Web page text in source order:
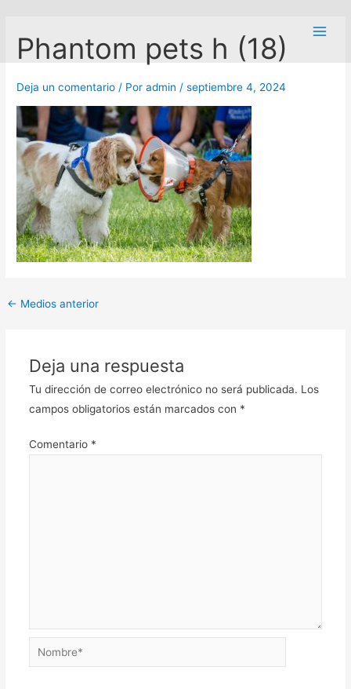
contenido
Phantom pets h (18)
Deja un comentario / Poradmin/septiembre 4, 2024
entradas
← Medios anterior
Deja una respuesta
Tu dirección de correo electrónico no será publicada. Los
campos obligatorios están marcados con *
Comentario *
Nombre*